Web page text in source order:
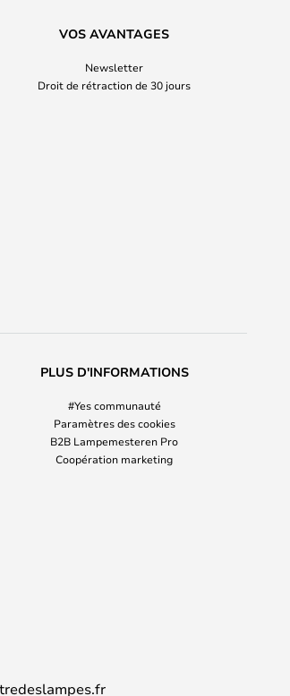
VOS AVANTAGES
Newsletter
Droit de rétraction de 30 jours
PLUS D'INFORMATIONS
#Yes communauté
Paramètres des cookies
B2B Lampemesteren Pro
Coopération marketing